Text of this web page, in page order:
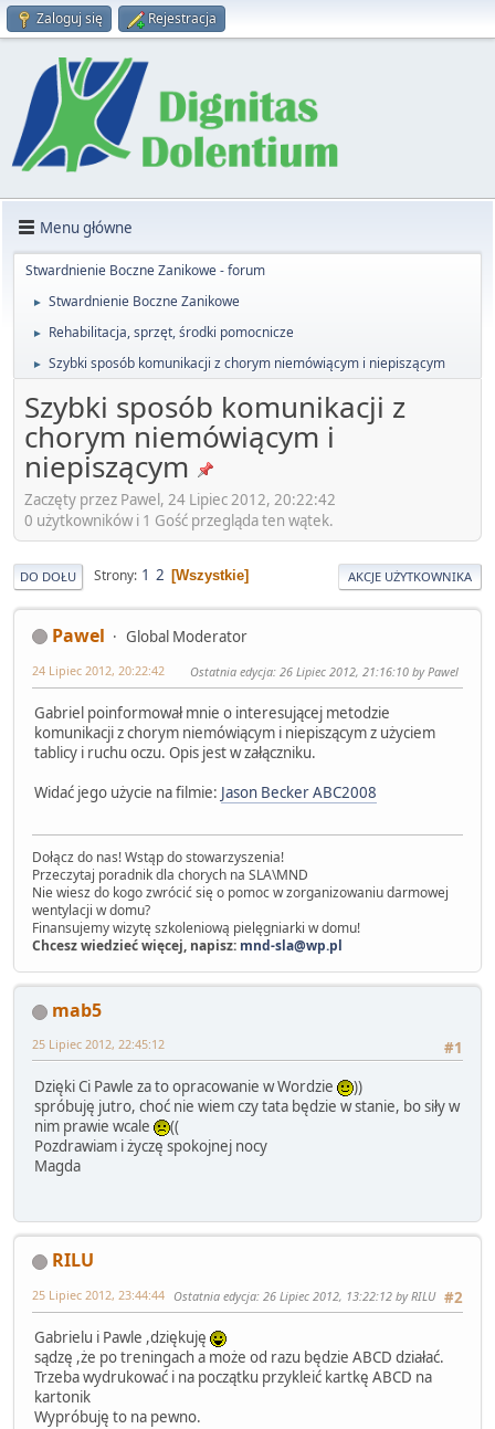
Zaloguj się Rejestracja
Menu główne
Stwardnienie Boczne Zanikowe - forum
► Stwardnienie Boczne Zanikowe
► Rehabilitacja, sprzęt, środki pomocnicze
► Szybki sposób komunikacji z chorym niemówiącym i niepiszącym
Szybki sposób komunikacji z
chorym niemówiącym i
niepiszącym
Zaczęty przez Pawel, 24 Lipiec 2012, 20:22:42
0 użytkowników i 1 Gość przegląda ten wątek.
DO DOŁU Strony 1 2 Wszystkie AKCJE UŻYTKOWNIKA
Pawel Global Moderator
24 Lipiec 2012, 20:22:42 Ostatnia edycja: 26 Lipiec 2012, 21:16:10 by Pawel
Gabriel poinformował mnie o interesującej metodzie
komunikacji z chorym niemówiącym i niepiszącym z użyciem
tablicy i ruchu oczu. Opis jest w załączniku.
Widać jego użycie na filmie: Jason Becker ABC2008
Dołącz do nas! Wstąp do stowarzyszenia!
Przeczytaj poradnik dla chorych na SLA\MND
Nie wiesz do kogo zwrócić się o pomoc w zorganizowaniu darmowej
wentylacji w domu?
Finansujemy wizytę szkoleniową pielęgniarki w domu!
Chcesz wiedzieć więcej, napisz: mnd-sla@wp.pl
mab5
#1
25 Lipiec 2012, 22:45:12
Dzięki Ci Pawle za to opracowanie w Wordzie
))
spróbuję jutro, choć nie wiem czy tata będzie w stanie, bo siły w
nim prawie wcale
((
Pozdrawiam i życzę spokojnej nocy
Magda
RILU
#2
25 Lipiec 2012, 23:44:44 Ostatnia edycja: 26 Lipiec 2012, 13:22:12 by RILU
Gabrielu i Pawle ,dziękuję
sądzę ,że po treningach a może od razu będzie ABCD działać.
Trzeba wydrukować i na początku przykleić kartkę ABCD na
kartonik
Wypróbuję to na pewno.